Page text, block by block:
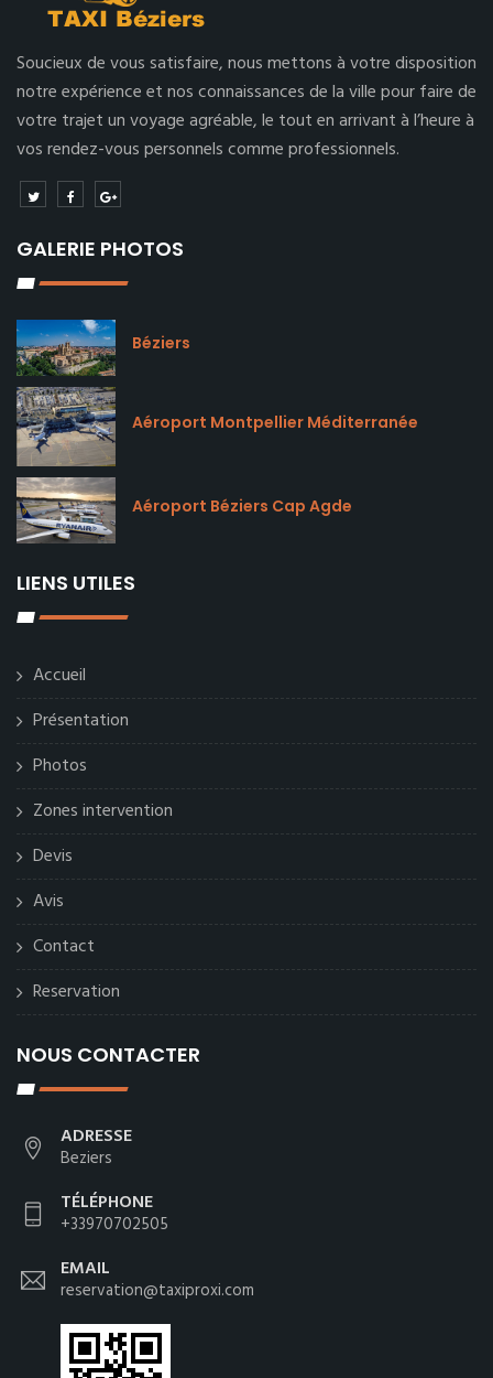
Soucieux de vous satisfaire, nous mettons à votre disposition
notre expérience et nos connaissances de la ville pour faire de
votre trajet un voyage agréable, le tout en arrivant à l’heure à
vos rendez-vous personnels comme professionnels.
GALERIE PHOTOS
Béziers
Aéroport Montpellier Méditerranée
Aéroport Béziers Cap Agde
LIENS UTILES
Accueil
Présentation
Photos
Zones intervention
Devis
Avis
Contact
Reservation
NOUS CONTACTER
ADRESSE
Beziers
TÉLÉPHONE
+33970702505
EMAIL
reservation@taxiproxi.com